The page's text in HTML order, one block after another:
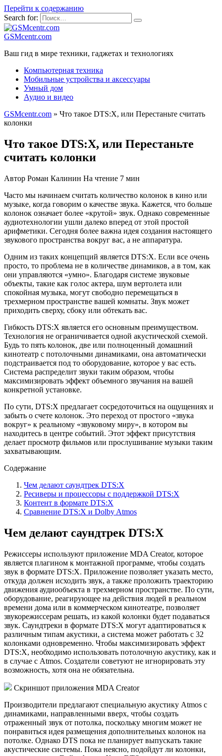
Перейти к содержанию
Search for:
GSMcentr.com
Ваш гид в мире техники, гаджетах и технологиях
Компьютерная техника
Мобильные устройства и аксессуары
Умный дом
Аудио и видео
GSMcentr.com » Что такое DTS:X, или Перестаньте считать
колонки
Что такое DTS:X, или Перестаньте
считать колонки
Автор Роман Калинин На чтение 7 мин
Часто мы начинаем считать количество колонок в кино или
музыке, когда говорим о качестве звука. Кажется, что больше
колонок означает более «крутой» звук. Однако современные
аудиотехнологии ушли далеко вперед от этой простой
арифметики. Сегодня более важна идея создания настоящего
звукового пространства вокруг вас, а не аппаратура.
Одним из таких концепций является DTS:X. Если все очень
просто, то проблема не в количестве динамиков, а в том, как
они управляются «умно». Благодаря системе звуковые
объекты, такие как голос актера, шум вертолета или
спокойная музыка, могут свободно перемещаться в
трехмерном пространстве вашей комнаты. Звук может
приходить сверху, сбоку или обтекать вас.
Гибкость DTS:X является его основным преимуществом.
Технология не ограничивается одной акустической схемой.
Будь то пять колонок, две или полноценный домашний
кинотеатр с потолочными динамиками, она автоматически
подстраивается под то оборудование, которое у вас есть.
Система распределит звуки таким образом, чтобы
максимизировать эффект объемного звучания на вашей
конкретной установке.
По сути, DTS:X предлагает сосредоточиться на ощущениях и
забыть о счете колонок. Это переход от простого «звука
вокруг» к реальному «звуковому миру», в котором вы
находитесь в центре событий. Этот эффект присутствия
делает просмотр фильмов или прослушивание музыки таким
захватывающим.
Содержание
Чем делают саундтрек DTS:X
Ресиверы и процессоры с поддержкой DTS:X
Контент в формате DTS:X
Сравнение DTS:X и Dolby Atmos
Чем делают саундтрек DTS:X
Режиссеры используют приложение MDA Creator, которое
является плагином к монтажной программе, чтобы создать
звук в формате DTS:X. Приложение позволяет указать место,
откуда должен исходить звук, а также проложить траекторию
движения аудиообъекта в трехмерном пространстве. По сути,
оборудование, реагирующее на действия людей в реальном
времени дома или в коммерческом кинотеатре, позволяет
звукорежиссерам решать, из какой колонки будет подаваться
звук. Саундтреки в формате DTS:X могут адаптироваться к
различным типам акустики, а система может работать с 32
колонками одновременно. Чтобы максимизировать эффект
DTS:X, необходимо использовать потолочную акустику, как и
в случае с Atmos. Создатели советуют не игнорировать эту
возможность, хотя она не обязательна.
Скриншот приложения MDA Creator
Производители предлагают специальную акустику Atmos с
динамиками, направленными вверх, чтобы создать
отраженный звук от потолка, поскольку многим может не
понравиться идея размещения дополнительных колонок на
потолке. Однако DTS пока не планирует выпускать такие
акустические системы. Пока неясно, подойдут ли колонки,